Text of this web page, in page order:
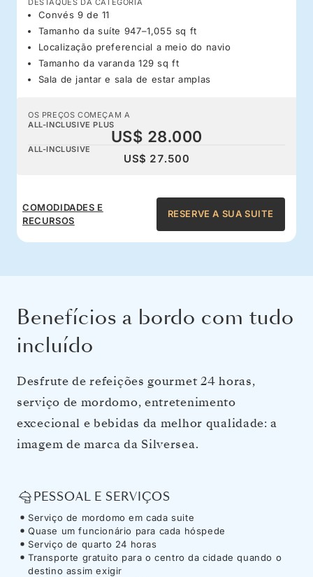
Convés 9 de 11
Tamanho da suíte 947–1,055 sq ft
Localização preferencial a meio do navio
Tamanho da varanda 129 sq ft
Sala de jantar e sala de estar amplas
OS PREÇOS COMEÇAM A
ALL-INCLUSIVE PLUS
US$ 28.000
ALL-INCLUSIVE
US$ 27.500
COMODIDADES E
RECURSOS
RESERVE A SUA SUITE
Benefícios a bordo com tudo
incluído
Desfrute de refeições gourmet 24 horas,
serviço de mordomo, entretenimento
excecional e bebidas da melhor qualidade: a
imagem de marca da Silversea.
PESSOAL E SERVIÇOS
Serviço de mordomo em cada suite
Quase um funcionário para cada hóspede
Serviço de quarto 24 horas
Transporte gratuito para o centro da cidade quando o
destino assim exigir